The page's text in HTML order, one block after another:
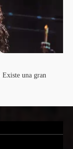
Existe una gran